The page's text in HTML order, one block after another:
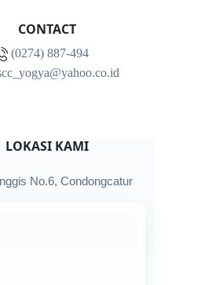
CONTACT
(0274) 887-494
LOKASI KAMI
No.6, Condongcatur